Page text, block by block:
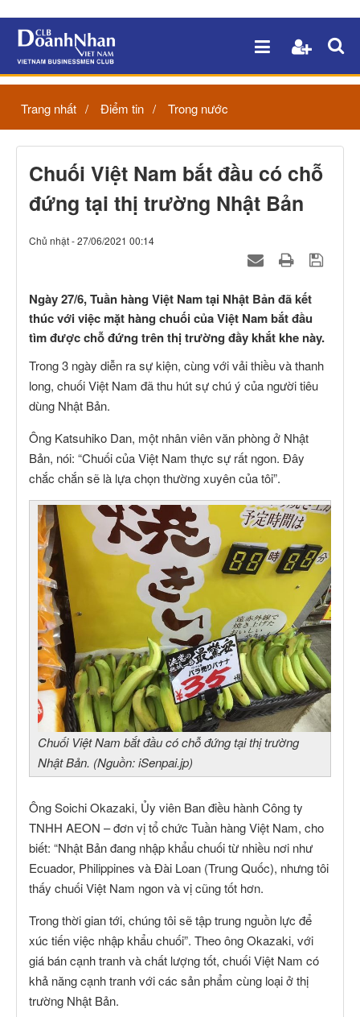
Trang nhất Điểm tin Trong nước
Chuối Việt Nam bắt đầu có chỗ
đứng tại thị trường Nhật Bản
Chủ nhật - 27/06/2021 00:14
Ngày 27/6, Tuần hàng Việt Nam tại Nhật Bản đã kết
thúc với việc mặt hàng chuối của Việt Nam bắt đầu
tìm được chỗ đứng trên thị trường đầy khắt khe này.
Trong 3 ngày diễn ra sự kiện, cùng với vải thiều và thanh
long, chuối Việt Nam đã thu hút sự chú ý của người tiêu
dùng Nhật Bản.
Ông Katsuhiko Dan, một nhân viên văn phòng ở Nhật
Bản, nói: “Chuối của Việt Nam thực sự rất ngon. Đây
chắc chắn sẽ là lựa chọn thường xuyên của tôi”.
Chuối Việt Nam bắt đầu có chỗ đứng tại thị trường
Nhật Bản. (Nguồn: iSenpai.jp)
Ông Soichi Okazaki, Ủy viên Ban điều hành Công ty
TNHH AEON – đơn vị tổ chức Tuần hàng Việt Nam, cho
biết: “Nhật Bản đang nhập khẩu chuối từ nhiều nơi như
Ecuador, Philippines và Đài Loan (Trung Quốc), nhưng tôi
thấy chuối Việt Nam ngon và vị cũng tốt hơn.
Trong thời gian tới, chúng tôi sẽ tập trung nguồn lực để
xúc tiến việc nhập khẩu chuối”. Theo ông Okazaki, với
giá bán cạnh tranh và chất lượng tốt, chuối Việt Nam có
khả năng cạnh tranh với các sản phẩm cùng loại ở thị
trường Nhật Bản.